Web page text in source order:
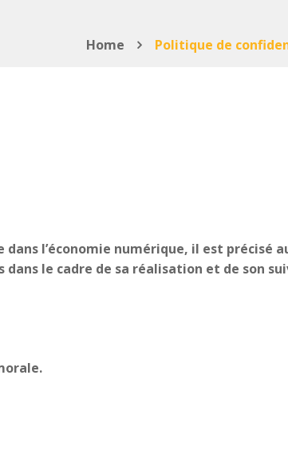
Home Politique de
dans l’économie numérique, il est précisé
le cadre de sa réalisation et de son